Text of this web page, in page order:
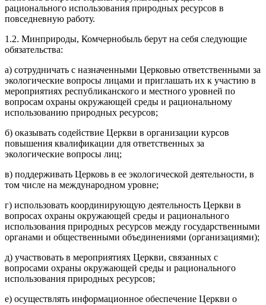
рационального использования природных ресурсов в
повседневную работу.
1.2. Минприроды, Комчернобыль берут на себя следующие
обязательства:
а) сотрудничать с назначенными Церковью ответственными за
экологические вопросы лицами и приглашать их к участию в
мероприятиях республиканского и местного уровней по
вопросам охраны окружающей среды и рациональному
использованию природных ресурсов;
б) оказывать содействие Церкви в организации курсов
повышения квалификации для ответственных за
экологические вопросы лиц;
в) поддерживать Церковь в ее экологической деятельности, в
том числе на международном уровне;
г) использовать координирующую деятельность Церкви в
вопросах охраны окружающей среды и рационального
использования природных ресурсов между государственными
органами и общественными объединениями (организациями);
д) участвовать в мероприятиях Церкви, связанных с
вопросами охраны окружающей среды и рационального
использования природных ресурсов;
е) осуществлять информационное обеспечение Церкви о